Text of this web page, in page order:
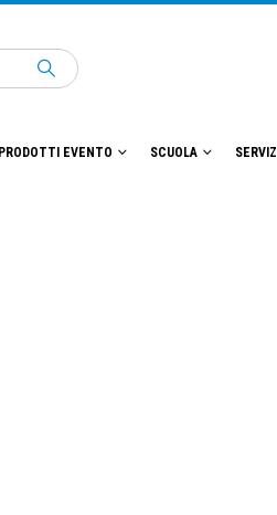
PRODOTTI EVENTO SCUOLA SERVIZI